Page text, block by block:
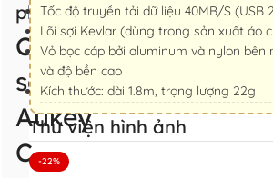
phẩm
Cáp
sạc
Aukey
CB-
Tốc độ truyền tải dữ liệu 40MB/S (USB
Lõi sợi Kevlar (dùng trong sản xuất áo
Vỏ bọc cáp bởi aluminum và nylon bên
và độ bền cao
Kích thước: dài 1.8m, trọng lượng 22g
Thư viện hình ảnh
-22%